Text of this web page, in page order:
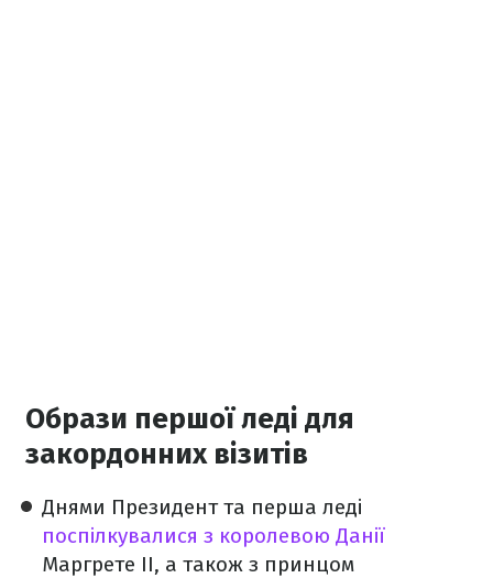
Образи першої леді для
закордонних візитів
Днями Президент та перша леді
поспілкувалися з королевою Данії
Маргрете II, а також з принцом